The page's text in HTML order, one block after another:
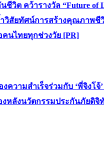
ชีวิต คว้ารางวัล “Future of
ำวิสัยทัศน์การสร้างคุณภาพชี
คนไทยทุกช่วงวัย [PR]
งความสำเร็จร่วมกับ ‘พี่จิงโจ้
งหลังนวัตกรรมประกันภัยดิจิ